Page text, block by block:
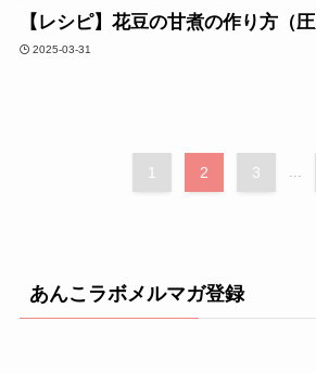
【レシピ】花豆の甘煮の作り方（圧
2025-03-31
1 2 3 ...
あんこラボメルマガ登録